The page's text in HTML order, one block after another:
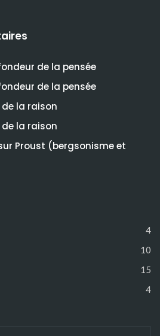
de la pensée
de la pensée
la raison
la raison
Proust (bergsonisme et
4
10
15
4